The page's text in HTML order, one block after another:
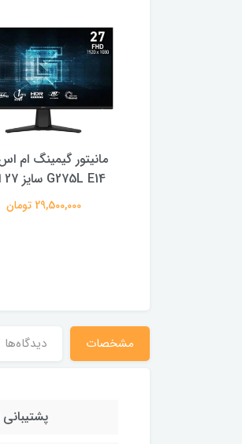
مانیتور گیمینگ ام
G275L E14 سایز 27 اینچ
29,500,000 تومان
مشخصات دیدگاه‌ها